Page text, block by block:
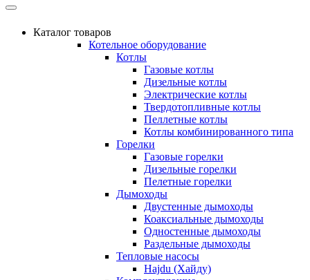
Каталог товаров
Котельное оборудование
Котлы
Газовые котлы
Дизельные котлы
Электрические котлы
Твердотопливные котлы
Пеллетные котлы
Котлы комбинированного типа
Горелки
Газовые горелки
Дизельные горелки
Пелетные горелки
Дымоходы
Двустенные дымоходы
Коаксиальные дымоходы
Одностенные дымоходы
Раздельные дымоходы
Тепловые насосы
Hajdu (Хайду)